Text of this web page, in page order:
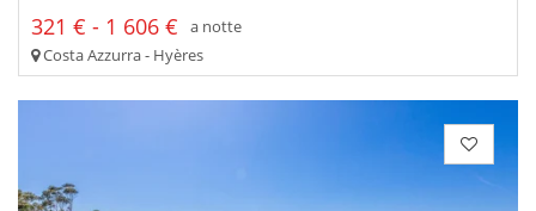
321 € - 1 606 €
a notte
Costa Azzurra - Hyères